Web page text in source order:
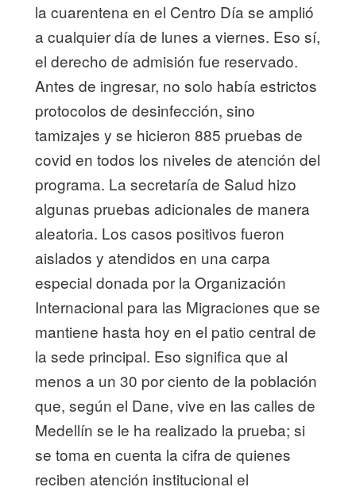
la cuarentena en el Centro Día se amplió
a cualquier día de lunes a viernes. Eso sí,
el derecho de admisión fue reservado.
Antes de ingresar, no solo había estrictos
protocolos de desinfección, sino
tamizajes y se hicieron 885 pruebas de
covid en todos los niveles de atención del
programa. La secretaría de Salud hizo
algunas pruebas adicionales de manera
aleatoria. Los casos positivos fueron
aislados y atendidos en una carpa
especial donada por la Organización
Internacional para las Migraciones que se
mantiene hasta hoy en el patio central de
la sede principal. Eso significa que al
menos a un 30 por ciento de la población
que, según el Dane, vive en las calles de
Medellín se le ha realizado la prueba; si
se toma en cuenta la cifra de quienes
reciben atención institucional el